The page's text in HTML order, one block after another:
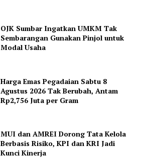
OJK Sumbar Ingatkan UMKM Tak
Sembarangan Gunakan Pinjol untuk
Modal Usaha
Harga Emas Pegadaian Sabtu 8
Agustus 2026 Tak Berubah, Antam
Rp2,756 Juta per Gram
MUI dan AMREI Dorong Tata Kelola
Berbasis Risiko, KPI dan KRI Jadi
Kunci Kinerja